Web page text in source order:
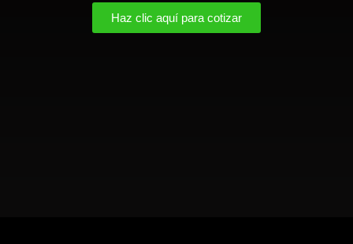
Haz clic aquí para cotizar